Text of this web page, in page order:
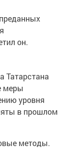
он.
Татарстана
меры
уровня
в прошлом
методы.